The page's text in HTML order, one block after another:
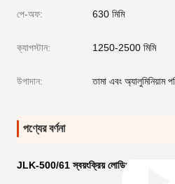
পে-অফ: 630 মিমি
ক্যাপস্টান: 1250-2500 মিমি
উপাদান: তামা এবং অ্যালুমিনিয়াম
পণ্যের বর্ণনা
JLK-500/61 স্বয়ংক্রিয় লোডিং ববিন সিস্টেমের